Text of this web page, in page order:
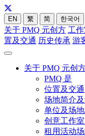
EN 繁 简 한국어
关于 PMQ 元创方 工
置及交通 历史传承 游
关于 PMQ 元创
PMQ 是
位置及交通
场地简介
单位及场
创意工作
租用活动